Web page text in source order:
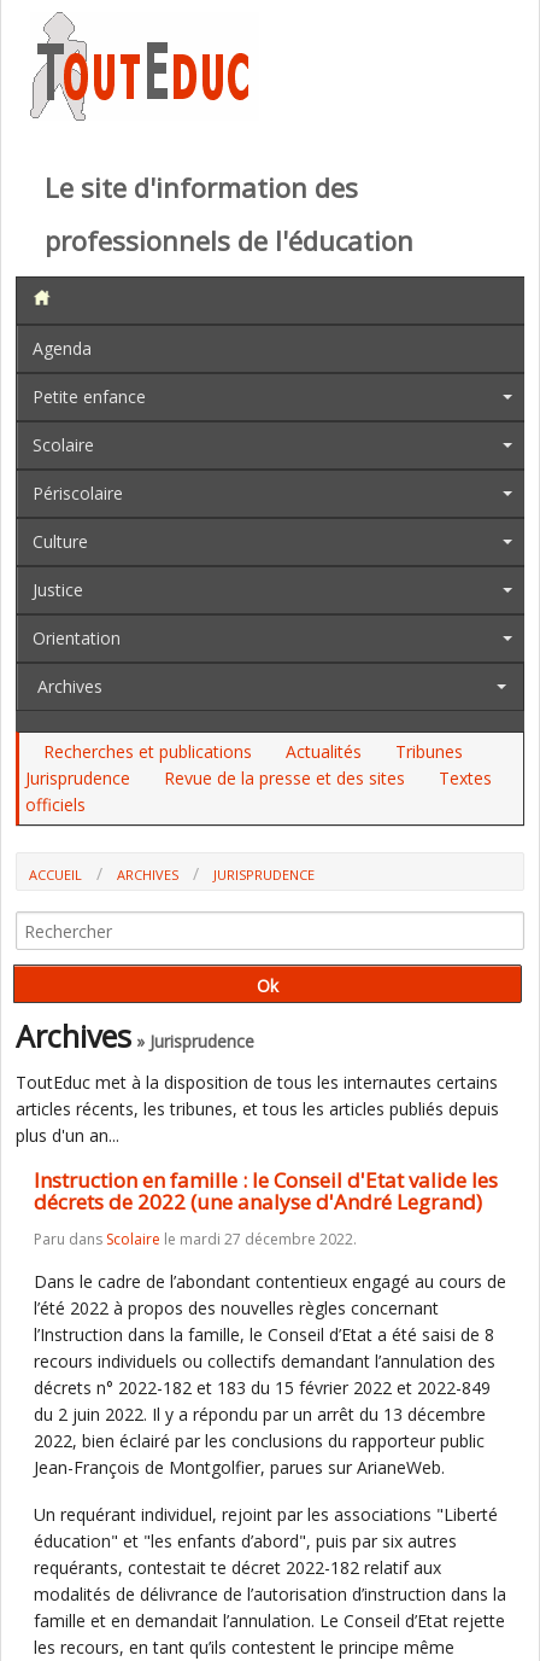
Le site d'information des
professionnels de l'éducation
Agenda
Petite enfance
Scolaire
Périscolaire
Culture
Justice
Orientation
Archives
Recherches et publications Actualités
Tribunes
Jurisprudence
Revue de la presse et des sites
Textes
officiels
ACCUEIL ARCHIVES
JURISPRUDENCE
DE 2022 (UNE ANALYSE D'ANDRÉ LEGRAND)
Archives » Jurisprudence
ToutEduc met à la disposition de tous les internautes certains
articles récents, les tribunes, et tous les articles publiés depuis
plus d'un an...
Instruction en famille : le Conseil d'Etat valide les
décrets de 2022 (une analyse d'André Legrand)
Paru dans Scolaire le mardi 27 décembre 2022.
Dans le cadre de l’abondant contentieux engagé au cours de
l’été 2022 à propos des nouvelles règles concernant
l’Instruction dans la famille, le Conseil d’Etat a été saisi de 8
recours individuels ou collectifs demandant l’annulation des
décrets n° 2022-182 et 183 du 15 février 2022 et 2022-849
du 2 juin 2022. Il y a répondu par un arrêt du 13 décembre
2022, bien éclairé par les conclusions du rapporteur public
Jean-François de Montgolfier, parues sur ArianeWeb.
Un requérant individuel, rejoint par les associations "Liberté
éducation" et "les enfants d’abord", puis par six autres
requérants, contestait te décret 2022-182 relatif aux
modalités de délivrance de l’autorisation d’instruction dans la
famille et en demandait l’annulation. Le Conseil d’Etat rejette
les recours, en tant qu’ils contestent le principe même